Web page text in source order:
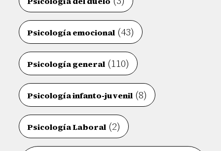
Psicología emocional (43)
Psicología general (110)
Psicología infanto-juvenil (8)
Psicología Laboral (2)